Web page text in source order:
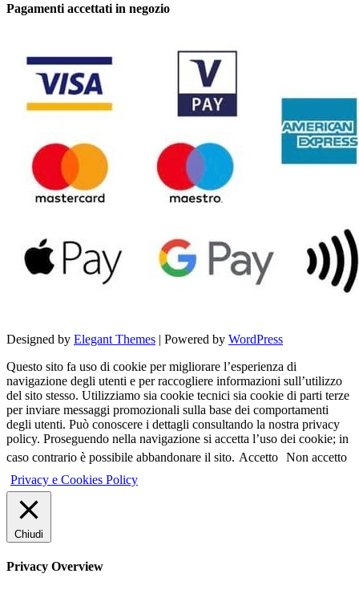
Pagamenti accettati in negozio
Designed by Elegant Themes | Powered by WordPress
Questo sito fa uso di cookie per migliorare l’esperienza di
navigazione degli utenti e per raccogliere informazioni sull’utilizzo
del sito stesso. Utilizziamo sia cookie tecnici sia cookie di parti terze
per inviare messaggi promozionali sulla base dei comportamenti
degli utenti. Può conoscere i dettagli consultando la nostra privacy
policy. Proseguendo nella navigazione si accetta l’uso dei cookie; in
caso contrario è possibile abbandonare il sito. Accetto Non accetto
Privacy e Cookies Policy
Chiudi
Privacy Overview